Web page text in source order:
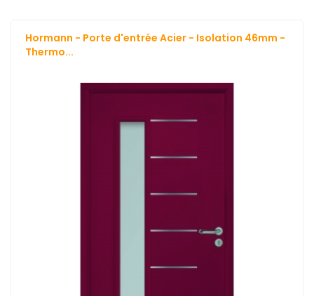
Hormann - Porte d'entrée Acier - Isolation 46mm -
Thermo...